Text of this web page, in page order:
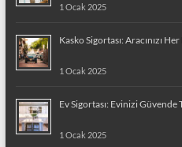
1 Ocak 2025
Kasko Sigortası: Aracınızı
1 Ocak 2025
Ev Sigortası: Evinizi Güvende
1 Ocak 2025